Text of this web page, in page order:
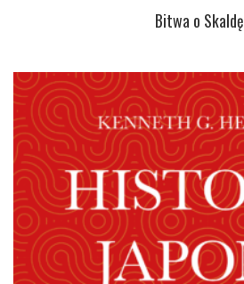
Bitwa o Skaldę